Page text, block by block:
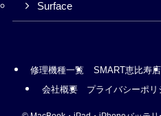
Surface
修理機種一覧 SMART恵比寿店
会社概要
プライバシーポリ